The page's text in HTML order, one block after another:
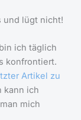
und lügt nicht!
ich täglich
konfrontiert.
Artikel zu
kann ich
mich